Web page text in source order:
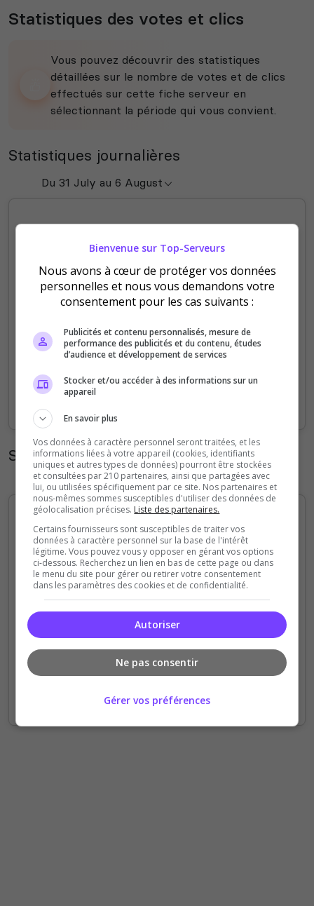
Statistiques des votes et clics
Vous pouvez découvrir des statistiques
détaillées sur le nombre de votes et de clics
effectués sur cette fiche serveur en
sélectionnant la période qui vous convient.
Statistiques journalières
20
03/08 04/08 05/08 06/08
Statistiques mensuelles
1000
3000
4000
5000
Jan
Clics
Bienvenue sur Top-Serveurs
Nous avons à cœur de protéger vos données
personnelles et nous vous demandons votre
consentement pour les cas suivants :
Publicités et contenu personnalisés, mesure de
performance des publicités et du contenu, études
d’audience et développement de services
Stocker et/ou accéder à des informations sur un
appareil
En savoir plus
Vos données à caractère personnel seront traitées, et les
informations liées à votre appareil (cookies, identifiants
uniques et autres types de données) pourront être stockées
et consultées par 210 partenaires, ainsi que partagées avec
lui, ou utilisées spécifiquement par ce site. Nos partenaires et
nous-mêmes sommes susceptibles d'utiliser des données de
géolocalisation précises. Liste des partenaires.
Certains fournisseurs sont susceptibles de traiter vos
données à caractère personnel sur la base de l'intérêt
légitime. Vous pouvez vous y opposer en gérant vos options
ci-dessous. Recherchez un lien en bas de cette page ou dans
le menu du site pour gérer ou retirer votre consentement
dans les paramètres des cookies et de confidentialité.
Autoriser
Ne pas consentir
Gérer vos préférences